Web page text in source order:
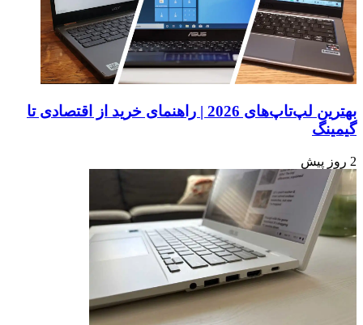
بهترین لپ‌تاپ‌های 2026 | راهنمای خرید از اقتصادی تا
گیمینگ
2 روز پیش